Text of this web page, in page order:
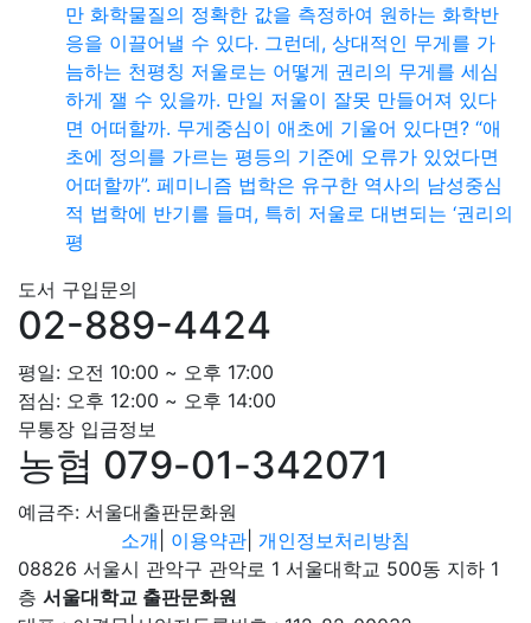
만 화학물질의 정확한 값을 측정하여 원하는 화학반
응을 이끌어낼 수 있다. 그런데, 상대적인 무게를 가
늠하는 천평칭 저울로는 어떻게 권리의 무게를 세심
하게 잴 수 있을까. 만일 저울이 잘못 만들어져 있다
면 어떠할까. 무게중심이 애초에 기울어 있다면? “애
초에 정의를 가르는 평등의 기준에 오류가 있었다면
어떠할까”. 페미니즘 법학은 유구한 역사의 남성중심
적 법학에 반기를 들며, 특히 저울로 대변되는 ‘권리의
평
도서 구입문의
02-889-4424
평일: 오전 10:00 ~ 오후 17:00
점심: 오후 12:00 ~ 오후 14:00
무통장 입금정보
농협 079-01-342071
예금주: 서울대출판문화원
소개
이용약관 개인정보처리방침
08826 서울시 관악구 관악로 1 서울대학교 500동 지하 1
층 서울대학교 출판문화원